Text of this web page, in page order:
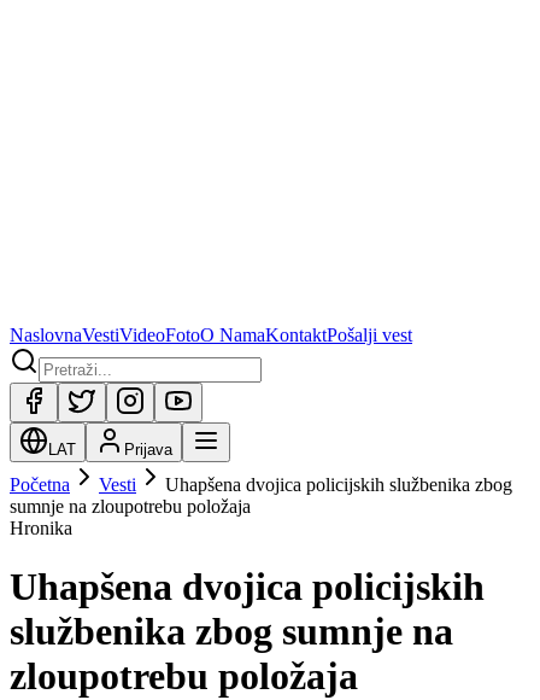
NaslovnaVestiVideoFotoO NamaKontaktPošalji vest
LAT Prijava
Početna Vesti
Uhapšena dvojica policijskih službenika zbog
sumnje na zloupotrebu položaja
Hronika
Uhapšena dvojica policijskih
službenika zbog sumnje na
zloupotrebu položaja